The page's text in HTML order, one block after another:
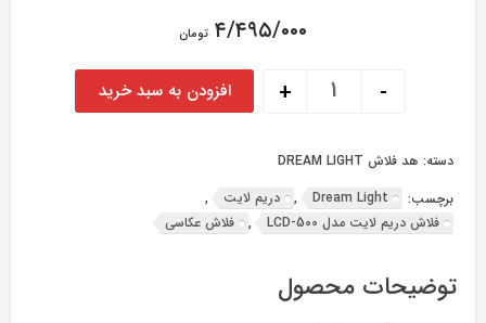
۴/۴۹۵/۰۰۰ تومان
فلاش دریم لایت مدل LCD-500 عدد
-
+ افزودن به سبد خرید
دسته: هد فلاش DREAM LIGHT
برچسب:
Dream Light
, دریم لایت
,
فلاش دریم لایت مدل LCD-500
, فلاش عکاسی
توضیحات محصول